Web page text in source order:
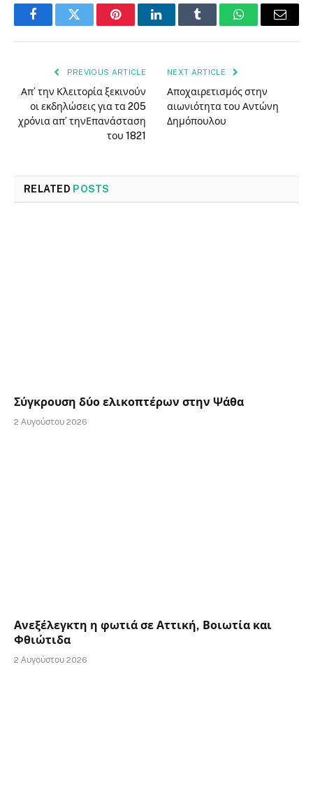
FacebookTwitter PinterestLinkedInTumblr WhatsAppEmail
PREVIOUS ARTICLE
Απ’ την Κλειτορία ξεκινούν
οι εκδηλώσεις για τα 205
χρόνια απ’ τηνΕπανάσταση
του 1821
NEXT ARTICLE
Αποχαιρετισμός στην
αιωνιότητα του Αντώνη
Δημόπουλου
RELATED POSTS
Σύγκρουση δύο ελικοπτέρων στην Ψάθα
2 Αυγούστου 2026
Ανεξέλεγκτη η φωτιά σε Αττική, Βοιωτία και
Φθιώτιδα
2 Αυγούστου 2026